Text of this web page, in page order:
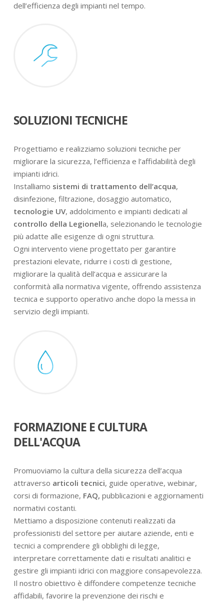
dell’efficienza degli impianti nel tempo.
SOLUZIONI TECNICHE
Progettiamo e realizziamo soluzioni tecniche per
migliorare la sicurezza, l’efficienza e l’affidabilità degli
impianti idrici.
Installiamo sistemi di trattamento dell’acqua,
disinfezione, filtrazione, dosaggio automatico,
tecnologie UV, addolcimento e impianti dedicati al
controllo della Legionella, selezionando le tecnologie
più adatte alle esigenze di ogni struttura.
Ogni intervento viene progettato per garantire
prestazioni elevate, ridurre i costi di gestione,
migliorare la qualità dell’acqua e assicurare la
conformità alla normativa vigente, offrendo assistenza
tecnica e supporto operativo anche dopo la messa in
servizio degli impianti.
FORMAZIONE E CULTURA
DELL'ACQUA
Promuoviamo la cultura della sicurezza dell’acqua
attraverso articoli tecnici, guide operative, webinar,
corsi di formazione, FAQ, pubblicazioni e aggiornamenti
normativi costanti.
Mettiamo a disposizione contenuti realizzati da
professionisti del settore per aiutare aziende, enti e
tecnici a comprendere gli obblighi di legge,
interpretare correttamente dati e risultati analitici e
gestire gli impianti idrici con maggiore consapevolezza.
Il nostro obiettivo è diffondere competenze tecniche
affidabili, favorire la prevenzione dei rischi e